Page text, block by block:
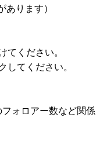
あります）
てください。
してください。
ォロアー数など関係